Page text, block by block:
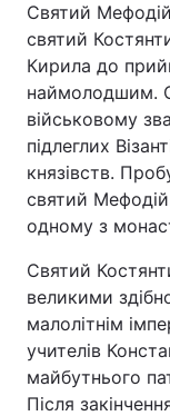
Святий
святий
Кирила до
наймолодшим.
військовому
підлеглих
князівств.
святий
одному з
Святий
великими
малолітнім
учителів
майбутнього
Після